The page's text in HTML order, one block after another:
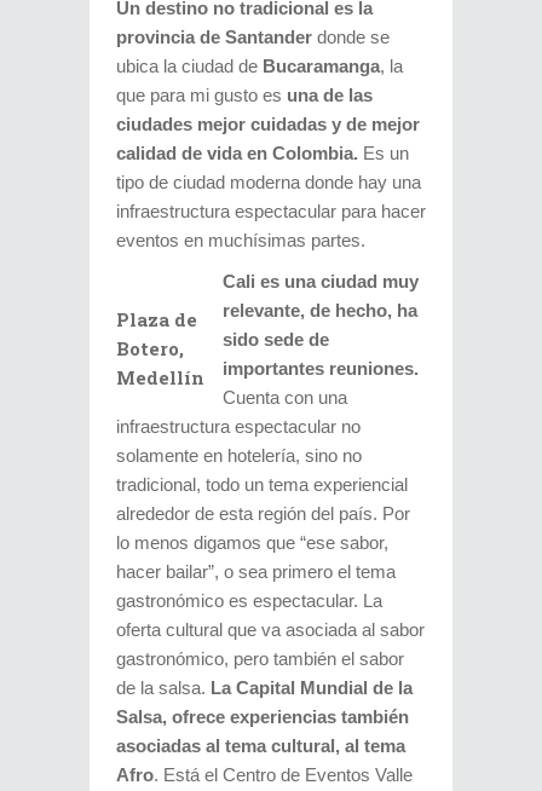
Un destino no tradicional es la
provincia de Santander donde se
ubica la ciudad de Bucaramanga, la
que para mi gusto es una de las
ciudades mejor cuidadas y de mejor
calidad de vida en Colombia. Es un
tipo de ciudad moderna donde hay una
infraestructura espectacular para hacer
eventos en muchísimas partes.
Plaza de
Botero,
Medellín
Cali es una ciudad muy
relevante, de hecho, ha
sido sede de
importantes reuniones.
Cuenta con una
infraestructura espectacular no
solamente en hotelería, sino no
tradicional, todo un tema experiencial
alrededor de esta región del país. Por
lo menos digamos que “ese sabor,
hacer bailar”, o sea primero el tema
gastronómico es espectacular. La
oferta cultural que va asociada al sabor
gastronómico, pero también el sabor
de la salsa. La Capital Mundial de la
Salsa, ofrece experiencias también
asociadas al tema cultural, al tema
Afro. Está el Centro de Eventos Valle